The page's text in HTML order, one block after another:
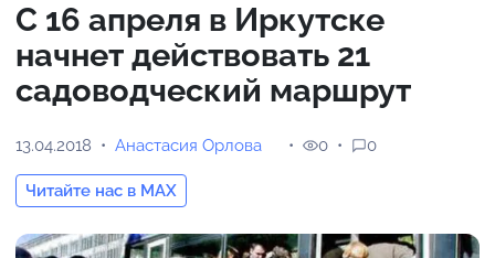
С 16 апреля в Иркутске
начнет действовать 21
садоводческий маршрут
13.04.2018 Анастасия Орлова
Читайте нас в MAX
0 0